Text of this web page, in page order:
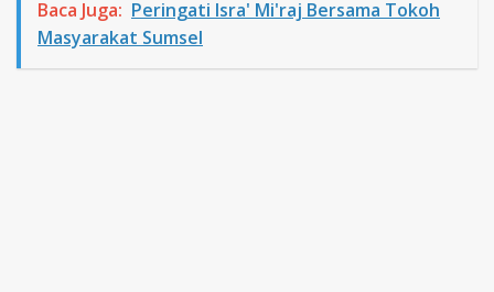
Baca Juga: Peringati Isra' Mi'raj Bersama Tokoh
Masyarakat Sumsel